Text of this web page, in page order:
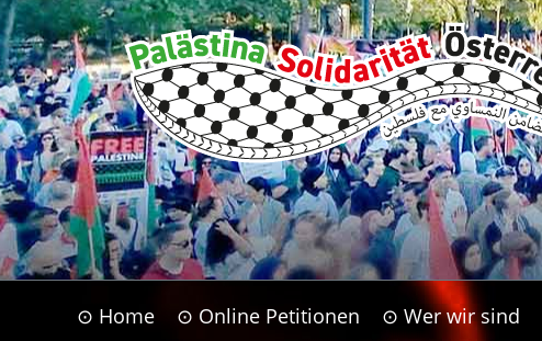
⊙ Home ⊙ Online Petitionen ⊙ Wer wir sind